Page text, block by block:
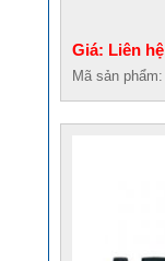
Giá: Liên hệ
Mã sản phẩm: